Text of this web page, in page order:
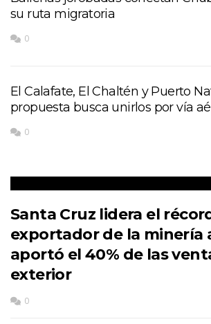
su ruta migratoria
0
El Calafate, El Chaltén y Puerto
propuesta busca unirlos por vía
0
Santa Cruz lidera el
exportador de la minería
aportó el 40% de las
exterior
0